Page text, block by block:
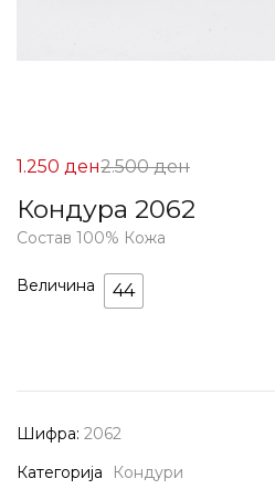
Кондура 2062
1.250 денЦена
Попуст:
2.500денНормална
2.500 ден.
Состав 100% Кожа
Величина 44
Шифра: 2062
Категорија
Кондури